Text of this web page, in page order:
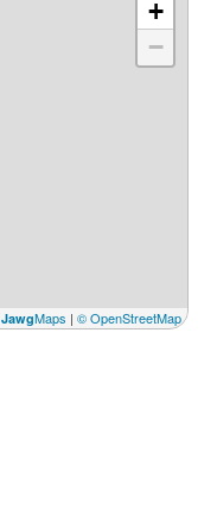
+
−
JawgMaps | © OpenStreetMap